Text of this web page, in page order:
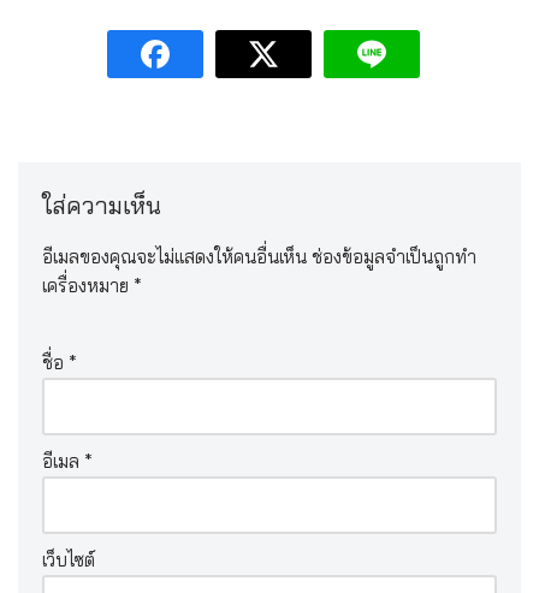
ใส่ความเห็น
อีเมลของคุณจะไม่แสดงให้คนอื่นเห็น ช่องข้อมูลจำเป็นถูกทำ
เครื่องหมาย *
ชื่อ *
อีเมล *
เว็บไซต์